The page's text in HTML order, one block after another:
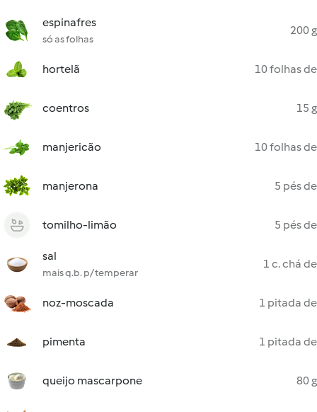
espinafres
só as folhas
200 g
hortelã 10 folhas de
coentros 15 g
manjericão 10 folhas de
manjerona 5 pés de
tomilho-limão 5 pés de
sal
mais q.b. p/ temperar
1 c. chá de
noz-moscada 1 pitada de
pimenta 1 pitada de
queijo mascarpone 80 g